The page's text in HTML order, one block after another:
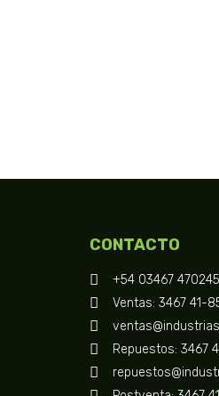
CONTACTO
+54 03467
Ventas: 3467 41-
Repuestos: 3467